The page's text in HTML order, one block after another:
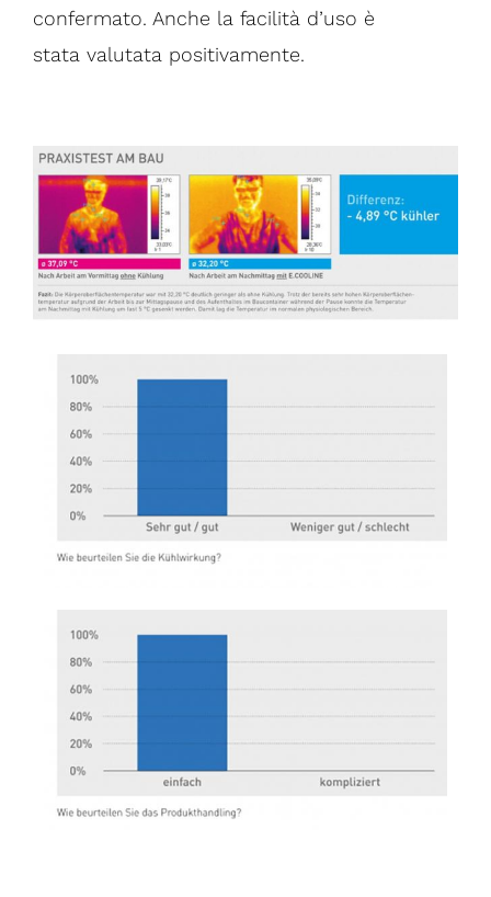
confermato. Anche la facilità d’uso è
stata valutata positivamente.